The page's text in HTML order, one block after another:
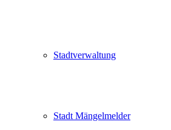
Stadtverwaltung
Stadt Mängelmelder